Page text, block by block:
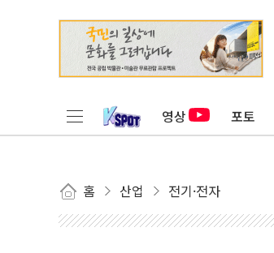
영상 포토
홈 산업 전기·전자